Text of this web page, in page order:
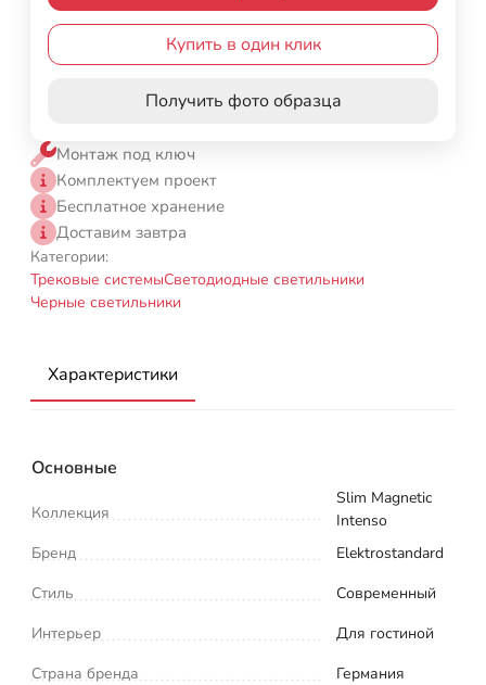
Купить в один клик
Получить фото образца
Монтаж под ключ
Комплектуем проект
Бесплатное хранение
Доставим завтра
Категории:
Трековые системыСветодиодные светильники
Черные светильники
Характеристики
Основные
Коллекция
Slim Magnetic
Intenso
Бренд
Elektrostandard
Стиль
Современный
Интерьер
Для гостиной
Страна бренда
Германия